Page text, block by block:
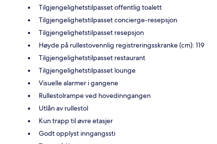
Tilgjengelighetstilpasset offentlig toalett
Tilgjengelighetstilpasset concierge-resepsjon
Tilgjengelighetstilpasset resepsjon
Høyde på rullestovennlig registreringsskranke (cm): 119
Tilgjengelighetstilpasset restaurant
Tilgjengelighetstilpasset lounge
Visuelle alarmer i gangene
Rullestolrampe ved hovedinngangen
Utlån av rullestol
Kun trapp til øvre etasjer
Godt opplyst inngangssti